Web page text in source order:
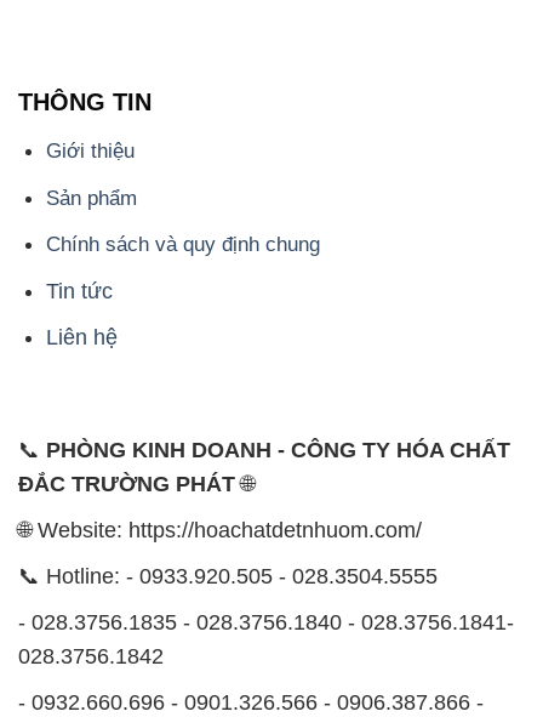
THÔNG TIN
Giới thiệu
Sản phẩm
Chính sách và quy định chung
Tin tức
Liên hệ
📞 PHÒNG KINH DOANH - CÔNG TY HÓA CHẤT
ĐẮC TRƯỜNG PHÁT🌐
🌐 Website: https://hoachatdetnhuom.com/
📞 Hotline: - 0933.920.505 - 028.3504.5555
- 028.3756.1835 - 028.3756.1840 - 028.3756.1841-
028.3756.1842
- 0932.660.696 - 0901.326.566 - 0906.387.866 -